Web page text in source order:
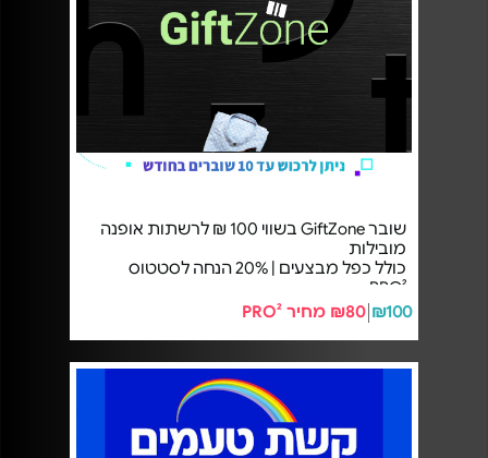
שובר GiftZone בשווי 100 ₪ לרשתות אופנה
מובילות
כולל כפל מבצעים | 20% הנחה לסטטוס
PRO²
₪100 ₪80 מחיר PRO²